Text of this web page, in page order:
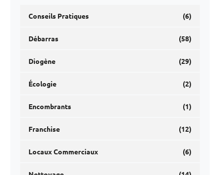
Conseils Pratiques (6)
Débarras (58)
Diogène (29)
Écologie (2)
Encombrants (1)
Franchise (12)
Locaux Commerciaux (6)